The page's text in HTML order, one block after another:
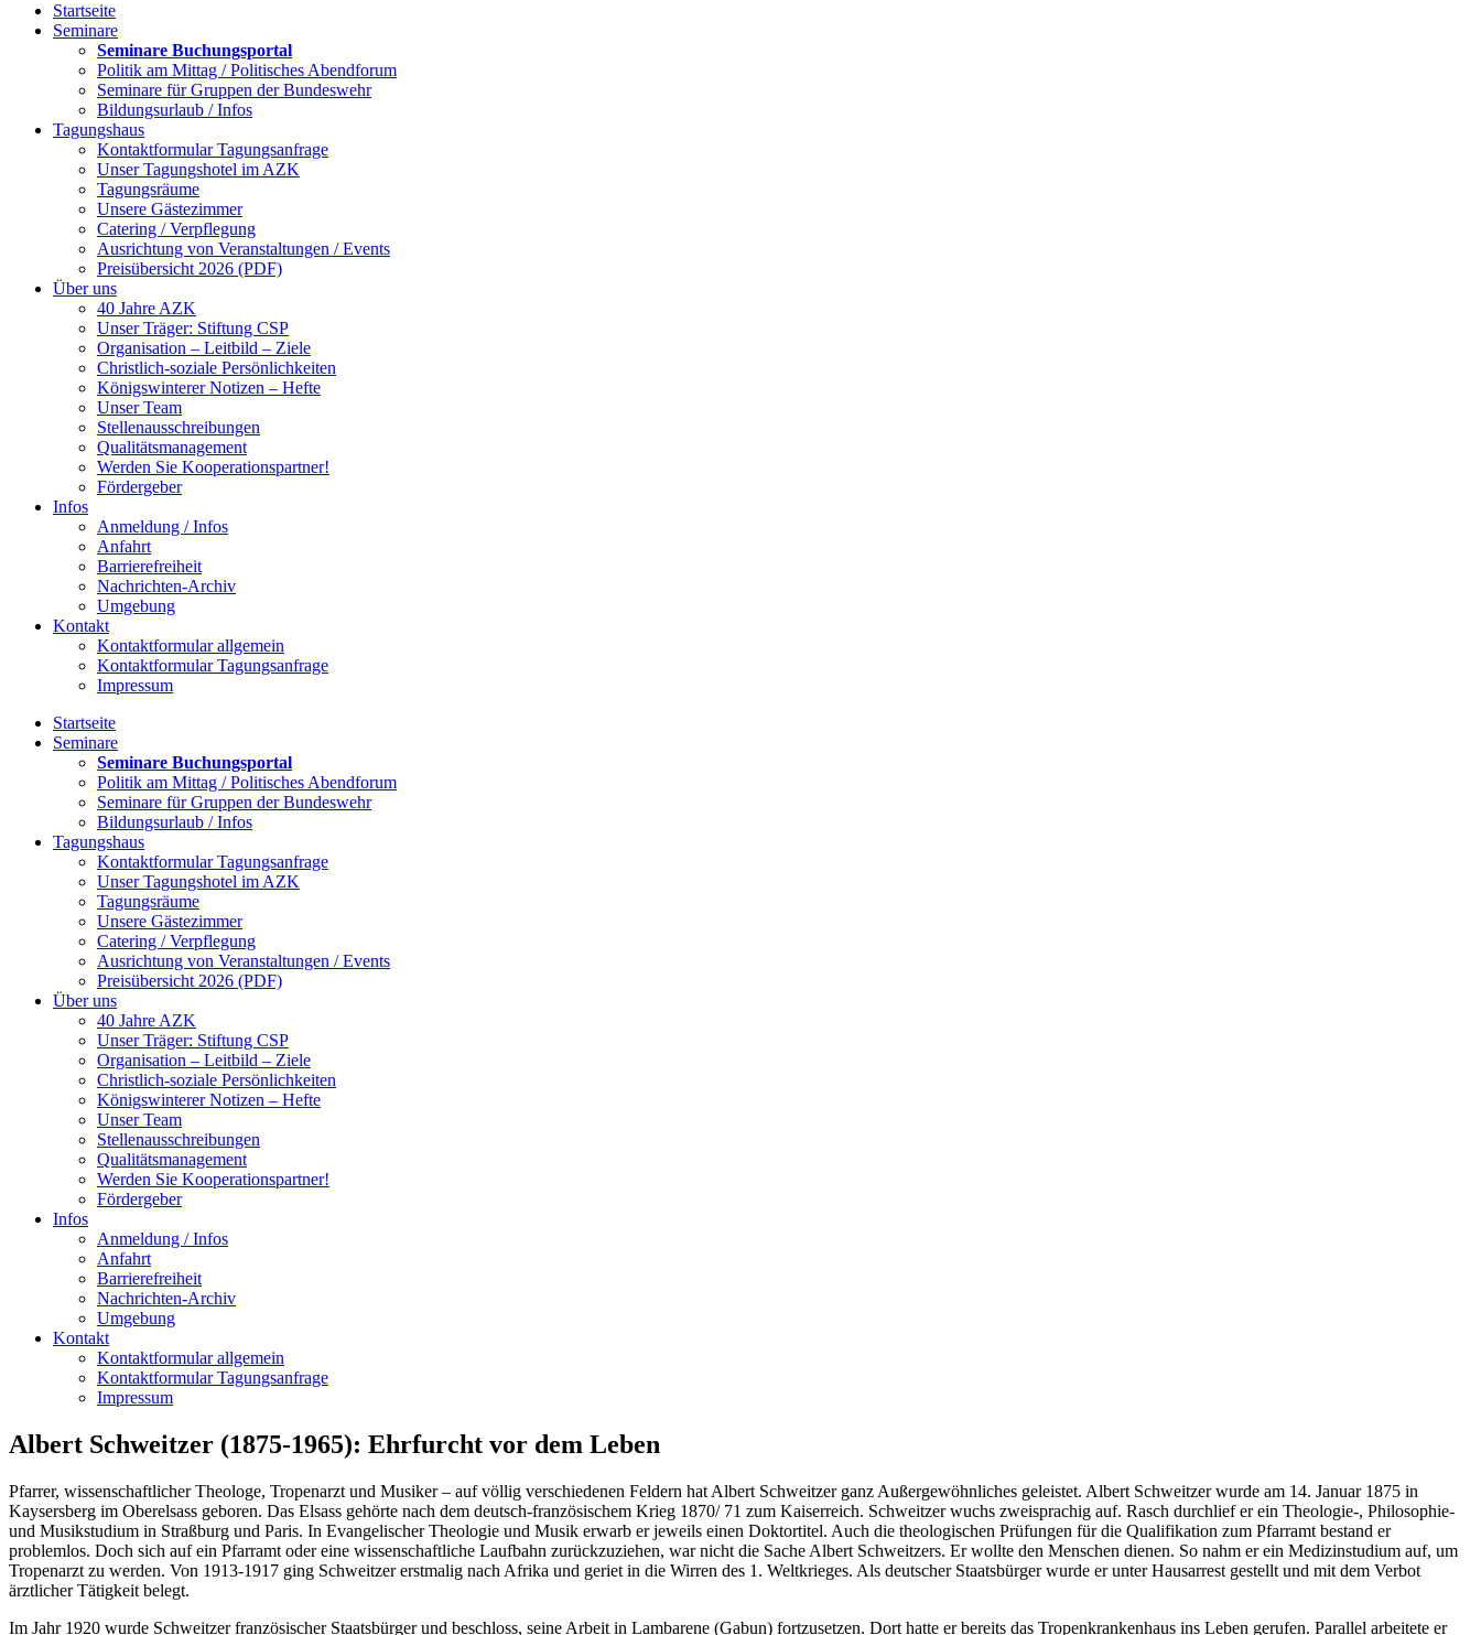
Startseite
Seminare
Seminare Buchungsportal
Politik am Mittag / Politisches Abendforum
Seminare für Gruppen der Bundeswehr
Bildungsurlaub / Infos
Tagungshaus
Kontaktformular Tagungsanfrage
Unser Tagungshotel im AZK
Tagungsräume
Unsere Gästezimmer
Catering / Verpflegung
Ausrichtung von Veranstaltungen / Events
Preisübersicht 2026 (PDF)
Über uns
40 Jahre AZK
Unser Träger: Stiftung CSP
Organisation – Leitbild – Ziele
Christlich-soziale Persönlichkeiten
Königswinterer Notizen – Hefte
Unser Team
Stellenausschreibungen
Qualitätsmanagement
Werden Sie Kooperationspartner!
Fördergeber
Infos
Anmeldung / Infos
Anfahrt
Barrierefreiheit
Nachrichten-Archiv
Umgebung
Kontakt
Kontaktformular allgemein
Kontaktformular Tagungsanfrage
Impressum
Startseite
Seminare
Seminare Buchungsportal
Politik am Mittag / Politisches Abendforum
Seminare für Gruppen der Bundeswehr
Bildungsurlaub / Infos
Tagungshaus
Kontaktformular Tagungsanfrage
Unser Tagungshotel im AZK
Tagungsräume
Unsere Gästezimmer
Catering / Verpflegung
Ausrichtung von Veranstaltungen / Events
Preisübersicht 2026 (PDF)
Über uns
40 Jahre AZK
Unser Träger: Stiftung CSP
Organisation – Leitbild – Ziele
Christlich-soziale Persönlichkeiten
Königswinterer Notizen – Hefte
Unser Team
Stellenausschreibungen
Qualitätsmanagement
Werden Sie Kooperationspartner!
Fördergeber
Infos
Anmeldung / Infos
Anfahrt
Barrierefreiheit
Nachrichten-Archiv
Umgebung
Kontakt
Kontaktformular allgemein
Kontaktformular Tagungsanfrage
Impressum
Albert Schweitzer (1875-1965): Ehrfurcht vor dem Leben
Pfarrer, wissenschaftlicher Theologe, Tropenarzt und Musiker – auf völlig verschiedenen Feldern hat Albert Schweitzer ganz Außergewöhnliches geleistet. Albert Schweitzer wurde am 14. Januar 1875 in
Kaysersberg im Oberelsass geboren. Das Elsass gehörte nach dem deutsch-französischem Krieg 1870/ 71 zum Kaiserreich. Schweitzer wuchs zweisprachig auf. Rasch durchlief er ein Theologie-, Philosophie-
und Musikstudium in Straßburg und Paris. In Evangelischer Theologie und Musik erwarb er jeweils einen Doktortitel. Auch die theologischen Prüfungen für die Qualifikation zum Pfarramt bestand er
problemlos. Doch sich auf ein Pfarramt oder eine wissenschaftliche Laufbahn zurückzuziehen, war nicht die Sache Albert Schweitzers. Er wollte den Menschen dienen. So nahm er ein Medizinstudium auf, um
Tropenarzt zu werden. Von 1913-1917 ging Schweitzer erstmalig nach Afrika und geriet in die Wirren des 1. Weltkrieges. Als deutscher Staatsbürger wurde er unter Hausarrest gestellt und mit dem Verbot
ärztlicher Tätigkeit belegt.
Im Jahr 1920 wurde Schweitzer französischer Staatsbürger und beschloss, seine Arbeit in Lambarene (Gabun) fortzusetzen. Dort hatte er bereits das Tropenkrankenhaus ins Leben gerufen. Parallel arbeitete er